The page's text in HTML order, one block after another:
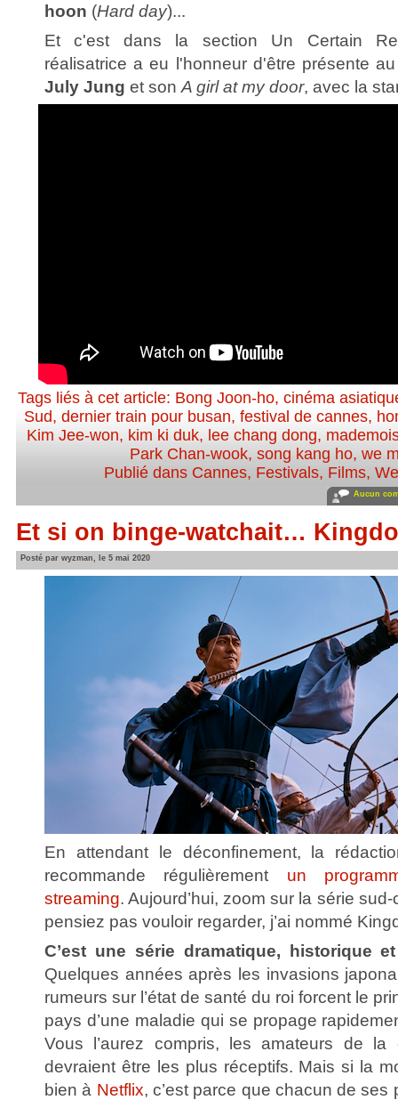
hoon (Hard day)...
Et c'est dans la section Un Certain
réalisatrice a eu l'honneur d'être présente
July Jung et son A girl at my door, avec la
Tags liés à cet article: Bong Joon-ho, cinéma
Sud, dernier train pour busan, festival de cannes,
Kim Jee-won, kim ki duk, lee chang dong,
Park Chan-wook, song kang ho, we
Publié dans Cannes, Festivals, Films,
Aucun
Et si on binge-watchait…
Posté par wyzman, le 5 mai 2020
En attendant le déconfinement, la
recommande régulièrement un
streaming. Aujourd’hui, zoom sur la série
pensiez pas vouloir regarder, j’ai nommé
C’est une série dramatique, historique
Quelques années après les invasions
rumeurs sur l’état de santé du roi forcent le
pays d’une maladie qui se propage
Vous l’aurez compris, les amateurs de la
devraient être les plus réceptifs. Mais si la
bien à Netflix, c’est parce que chacun de ses